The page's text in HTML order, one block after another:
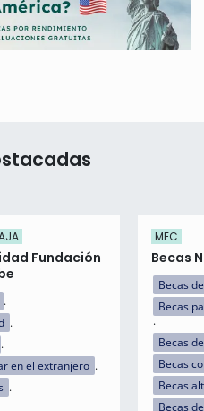
Fundación
en el extranjero
MEC
Becas
Becas
Becas
Becas
Becas
Becas
Becas